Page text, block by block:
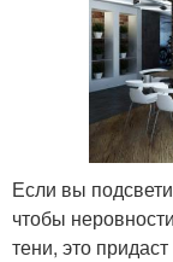
Если вы
чтобы
тени, это